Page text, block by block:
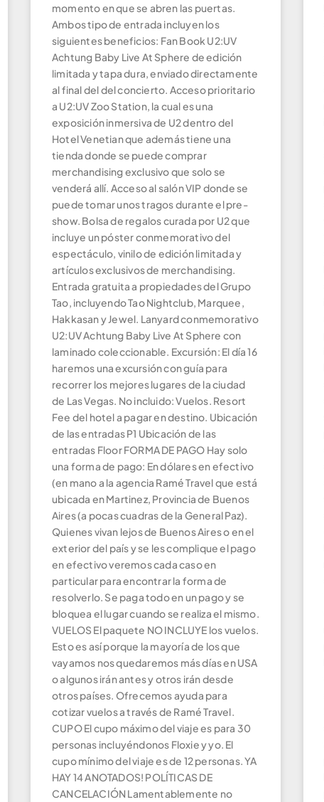
momento en que se abren las puertas.
Ambos tipo de entrada incluyen los
siguientes beneficios: Fan Book U2:UV
Achtung Baby Live At Sphere de edición
limitada y tapa dura, enviado directamente
al final del del concierto. Acceso prioritario
a U2:UV Zoo Station, la cual es una
exposición inmersiva de U2 dentro del
Hotel Venetian que además tiene una
tienda donde se puede comprar
merchandising exclusivo que solo se
venderá allí. Acceso al salón VIP donde se
puede tomar unos tragos durante el pre-
show. Bolsa de regalos curada por U2 que
incluye un póster conmemorativo del
espectáculo, vinilo de edición limitada y
artículos exclusivos de merchandising.
Entrada gratuita a propiedades del Grupo
Tao, incluyendo Tao Nightclub, Marquee,
Hakkasan y Jewel. Lanyard conmemorativo
U2:UV Achtung Baby Live At Sphere con
laminado coleccionable. Excursión: El día 16
haremos una excursión con guía para
recorrer los mejores lugares de la ciudad
de Las Vegas. No incluido: Vuelos. Resort
Fee del hotel a pagar en destino. Ubicación
de las entradas P1 Ubicación de las
entradas Floor FORMA DE PAGO Hay solo
una forma de pago: En dólares en efectivo
(en mano a la agencia Ramé Travel que está
ubicada en Martinez, Provincia de Buenos
Aires (a pocas cuadras de la General Paz).
Quienes vivan lejos de Buenos Aires o en el
exterior del país y se les complique el pago
en efectivo veremos cada caso en
particular para encontrar la forma de
resolverlo. Se paga todo en un pago y se
bloquea el lugar cuando se realiza el mismo.
VUELOS El paquete NO INCLUYE los vuelos.
Esto es así porque la mayoría de los que
vayamos nos quedaremos más días en USA
o algunos irán antes y otros irán desde
otros países. Ofrecemos ayuda para
cotizar vuelos a través de Ramé Travel.
CUPO El cupo máximo del viaje es para 30
personas incluyéndonos Floxie y yo. El
cupo mínimo del viaje es de 12 personas. YA
HAY 14 ANOTADOS! POLÍTICAS DE
CANCELACIÓN Lamentablemente no